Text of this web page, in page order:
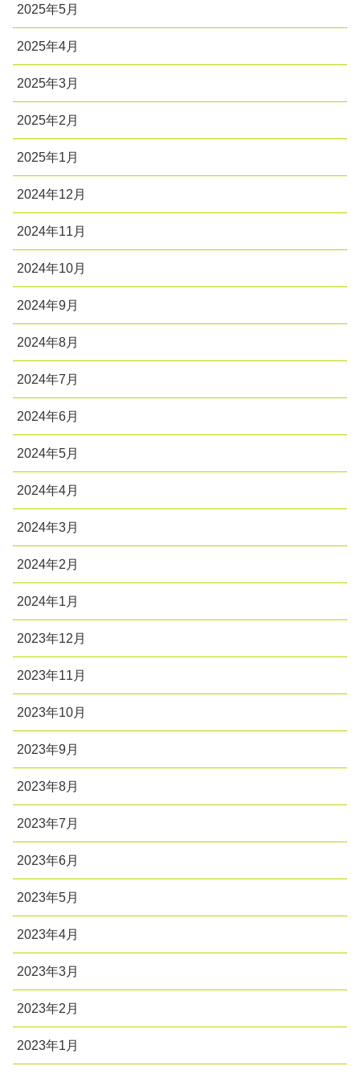
2025年5月
2025年4月
2025年3月
2025年2月
2025年1月
2024年12月
2024年11月
2024年10月
2024年9月
2024年8月
2024年7月
2024年6月
2024年5月
2024年4月
2024年3月
2024年2月
2024年1月
2023年12月
2023年11月
2023年10月
2023年9月
2023年8月
2023年7月
2023年6月
2023年5月
2023年4月
2023年3月
2023年2月
2023年1月